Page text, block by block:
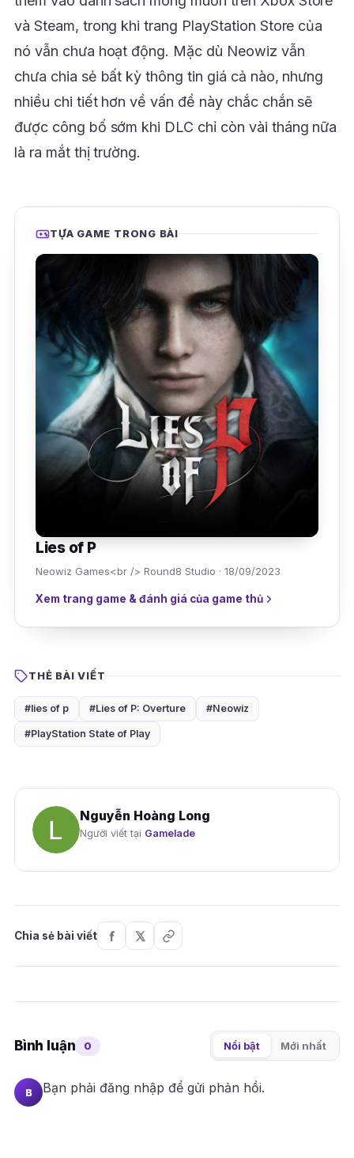
và Steam, trong khi trang PlayStation Store của
nó vẫn chưa hoạt động. Mặc dù Neowiz vẫn
chưa chia sẻ bất kỳ thông tin giá cả nào, nhưng
nhiều chi tiết hơn về vấn đề này chắc chắn sẽ
được công bố sớm khi DLC chỉ còn vài tháng nữa
là ra mắt thị trường.
TỰA GAME TRONG BÀI
Lies of P
Neowiz Games<br /> Round8 Studio · 18/09/2023
Xem trang game & đánh giá của game thủ
THẺ BÀI VIẾT
#lies of p #Lies of P: Overture #Neowiz
#PlayStation State of Play
Nguyễn Hoàng Long
Người viết tại Gamelade
Chia sẻ bài viết
Bình luận 0 Nổi bật Mới nhất
B Bạn phải đăng nhập để gửi phản hồi.